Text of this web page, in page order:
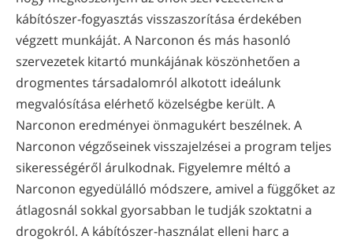
kábítószer-fogyasztás visszaszorítása érdekében
végzett munkáját. A Narconon és más hasonló
szervezetek kitartó munkájának köszönhetően a
drogmentes társadalomról alkotott ideálunk
megvalósítása elérhető közelségbe került. A
Narconon eredményei önmagukért beszélnek. A
Narconon végzőseinek visszajelzései a program teljes
sikerességéről árulkodnak. Figyelemre méltó a
Narconon egyedülálló módszere, amivel a függőket az
átlagosnál sokkal gyorsabban le tudják szoktatni a
drogokról. A kábítószer-használat elleni harc a